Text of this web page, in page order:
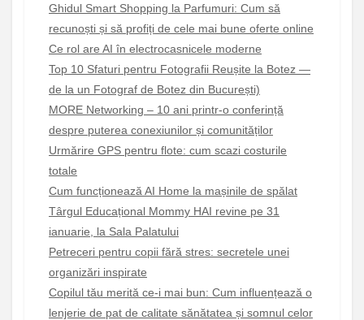
Ghidul Smart Shopping la Parfumuri: Cum să
recunoști și să profiți de cele mai bune oferte online
Ce rol are AI în electrocasnicele moderne
Top 10 Sfaturi pentru Fotografii Reușite la Botez —
de la un Fotograf de Botez din București)
MORE Networking – 10 ani printr-o conferință
despre puterea conexiunilor și comunităților
Urmărire GPS pentru flote: cum scazi costurile
totale
Cum funcționează AI Home la mașinile de spălat
Târgul Educațional Mommy HAI revine pe 31
ianuarie, la Sala Palatului
Petreceri pentru copii fără stres: secretele unei
organizări inspirate
Copilul tău merită ce-i mai bun: Cum influențează o
lenjerie de pat de calitate sănătatea și somnul celor